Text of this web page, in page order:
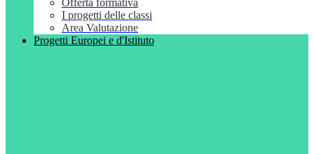
Offerta formativa
I progetti delle classi
Area Valutazione
Progetti Europei e d'Istituto